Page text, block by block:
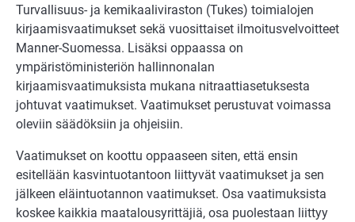
Turvallisuus- ja kemikaaliviraston (Tukes) toimialojen
kirjaamisvaatimukset sekä vuosittaiset ilmoitusvelvoitteet
Manner-Suomessa. Lisäksi oppaassa on
ympäristöministeriön hallinnonalan
kirjaamisvaatimuksista mukana nitraattiasetuksesta
johtuvat vaatimukset. Vaatimukset perustuvat voimassa
oleviin säädöksiin ja ohjeisiin.
Vaatimukset on koottu oppaaseen siten, että ensin
esitellään kasvintuotantoon liittyvät vaatimukset ja sen
jälkeen eläintuotannon vaatimukset. Osa vaatimuksista
koskee kaikkia maatalousyrittäjiä, osa puolestaan liittyy